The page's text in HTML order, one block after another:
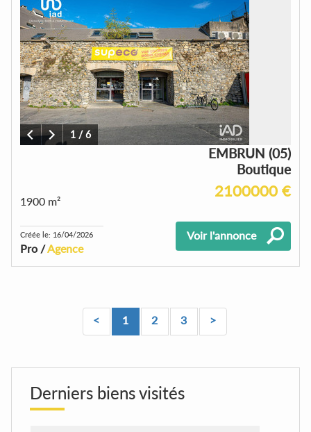
1 /6
EMBRUN (05)
Boutique
2100000 €
1900 m²
Créée le: 16/04/2026
Pro /Agence
Voir l'annonce
< 1 2 3 >
Derniers biens visités